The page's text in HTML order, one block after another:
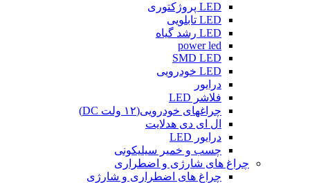
LED پروژکتوری
LED تابلویی
LED رشد گیاه
power led
SMD LED
LED خودرویی
درایور
فلاشر LED
چراغهای خودرویی(۱۲ ولت DC)
ال ای دی هدلایت
درایور LED
چسب و خمیر سیلیکونی
چراغ های شارژی و اضطراری
چراغ های اضطراری و شارژی